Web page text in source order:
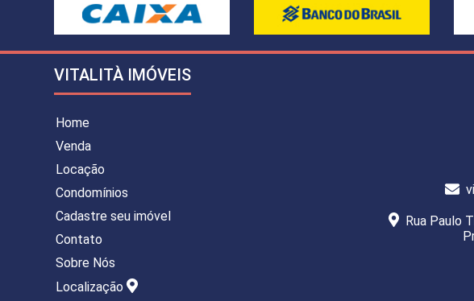
VITALITÀ IMÓVEIS
Home
Venda
Locação
Condomínios
Cadastre seu imóvel
Contato
Sobre Nós
Localização
Rua Paulo